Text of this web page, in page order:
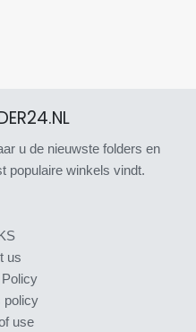
u de nieuwste folders en
populaire winkels vindt.
us
policy
use